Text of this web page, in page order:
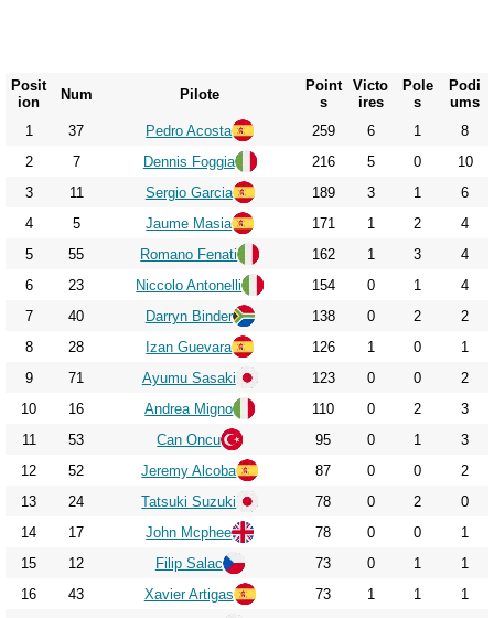
2022
2023
2024
2025
2026
Posit
ion
Num Pilote
Point
s
Victo
ires
Pole
s
Podi
ums
1
37 Pedro Acosta 259 6 1
8
2
7 Dennis Foggia 216 5 0
10
3
11 Sergio Garcia 189 3 1
6
4
5 Jaume Masia 171 1 2
4
5
55 Romano Fenati 162 1 3
4
6
23 Niccolo Antonelli 154 0 1
4
7
40 Darryn Binder 138 0 2
2
8
28 Izan Guevara 126 1 0
1
9
71 Ayumu Sasaki 123 0 0
2
10
16 Andrea Migno 110 0 2
3
11
53 Can Oncu 95 0 1
3
12
52 Jeremy Alcoba 87 0 0
2
13
24 Tatsuki Suzuki 78 0 2
0
14
17 John Mcphee 78 0 0
1
15
12 Filip Salac 73 0 1
1
16
43 Xavier Artigas 73 1 1
1